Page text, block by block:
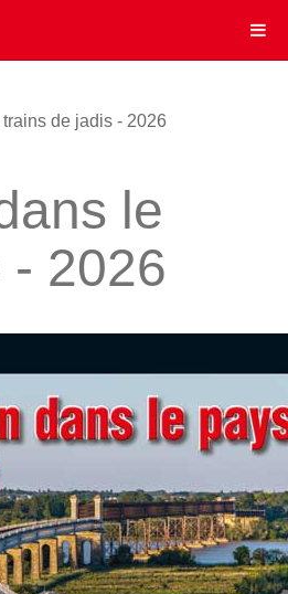
trains de jadis - 2026
le
- 2026